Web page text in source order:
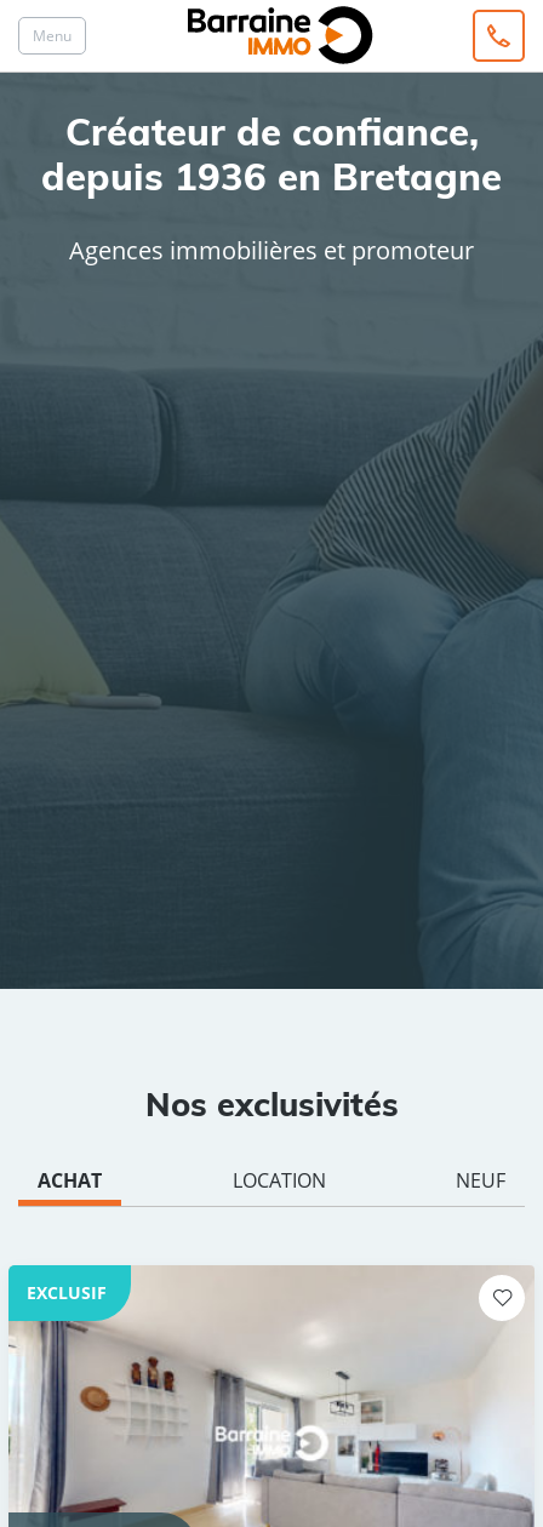
Menu
Créateur de confiance,
depuis 1936 en Bretagne
Agences immobilières et promoteur
Rayon
Nos exclusivités
ACHAT LOCATION NEUF
EXCLUSIF